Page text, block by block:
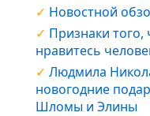
Новостной
Признаки того,
нравитесь
Людмила
новогодние
Шломы и Элины